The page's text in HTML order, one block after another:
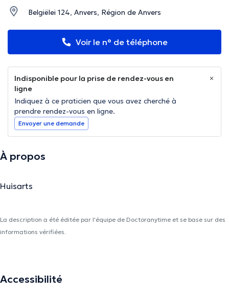
Belgiëlei 124, Anvers, Région de Anvers
Voir le n° de téléphone
Indisponible pour la prise de rendez-vous en
ligne
Indiquez à ce praticien que vous avez cherché à
prendre rendez-vous en ligne.
Envoyer une demande
À propos
Huisarts
La description a été éditée par l'équipe de Doctoranytime et se base sur des
informations vérifiées.
Accessibilité